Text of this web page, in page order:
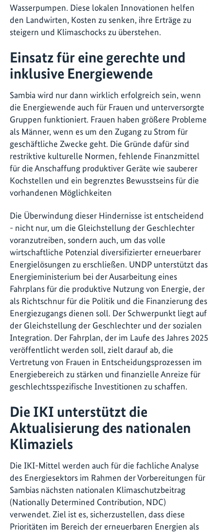
Wasserpumpen. Diese lokalen Innovationen helfen
den Landwirten, Kosten zu senken, ihre Erträge zu
steigern und Klimaschocks zu überstehen.
Einsatz für eine gerechte und
inklusive Energiewende
Sambia wird nur dann wirklich erfolgreich sein, wenn
die Energiewende auch für Frauen und unterversorgte
Gruppen funktioniert. Frauen haben größere Probleme
als Männer, wenn es um den Zugang zu Strom für
geschäftliche Zwecke geht. Die Gründe dafür sind
restriktive kulturelle Normen, fehlende Finanzmittel
für die Anschaffung produktiver Geräte wie sauberer
Kochstellen und ein begrenztes Bewusstseins für die
vorhandenen Möglichkeiten
Die Überwindung dieser Hindernisse ist entscheidend
- nicht nur, um die Gleichstellung der Geschlechter
voranzutreiben, sondern auch, um das volle
wirtschaftliche Potenzial diversifizierter erneuerbarer
Energielösungen zu erschließen. UNDP unterstützt das
Energieministerium bei der Ausarbeitung eines
Fahrplans für die produktive Nutzung von Energie, der
als Richtschnur für die Politik und die Finanzierung des
Energiezugangs dienen soll. Der Schwerpunkt liegt auf
der Gleichstellung der Geschlechter und der sozialen
Integration. Der Fahrplan, der im Laufe des Jahres 2025
veröffentlicht werden soll, zielt darauf ab, die
Vertretung von Frauen in Entscheidungsprozessen im
Energiebereich zu stärken und finanzielle Anreize für
geschlechtsspezifische Investitionen zu schaffen.
Die IKI unterstützt die
Aktualisierung des nationalen
Klimaziels
Die IKI-Mittel werden auch für die fachliche Analyse
des Energiesektors im Rahmen der Vorbereitungen für
Sambias nächsten nationalen Klimaschutzbeitrag
(Nationally Determined Contribution, NDC)
verwendet. Ziel ist es, sicherzustellen, dass diese
Prioritäten im Bereich der erneuerbaren Energien als